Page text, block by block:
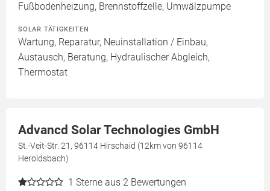
Fußbodenheizung, Brennstoffzelle, Umwälzpumpe
SOLAR TÄTIGKEITEN
Wartung, Reparatur, Neuinstallation / Einbau,
Austausch, Beratung, Hydraulischer Abgleich,
Thermostat
Advancd Solar Technologies GmbH
St.-Veit-Str. 21, 96114 Hirschaid (12km von 96114
Heroldsbach)
1 Sterne aus 2 Bewertungen